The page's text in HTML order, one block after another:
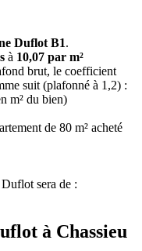
Duflot B1.
à 10,07 par m²
brut, le coefficient
suit (plafonné à 1,2) :
m² du bien)
de 80 m² acheté
sera de :
à Chassieu